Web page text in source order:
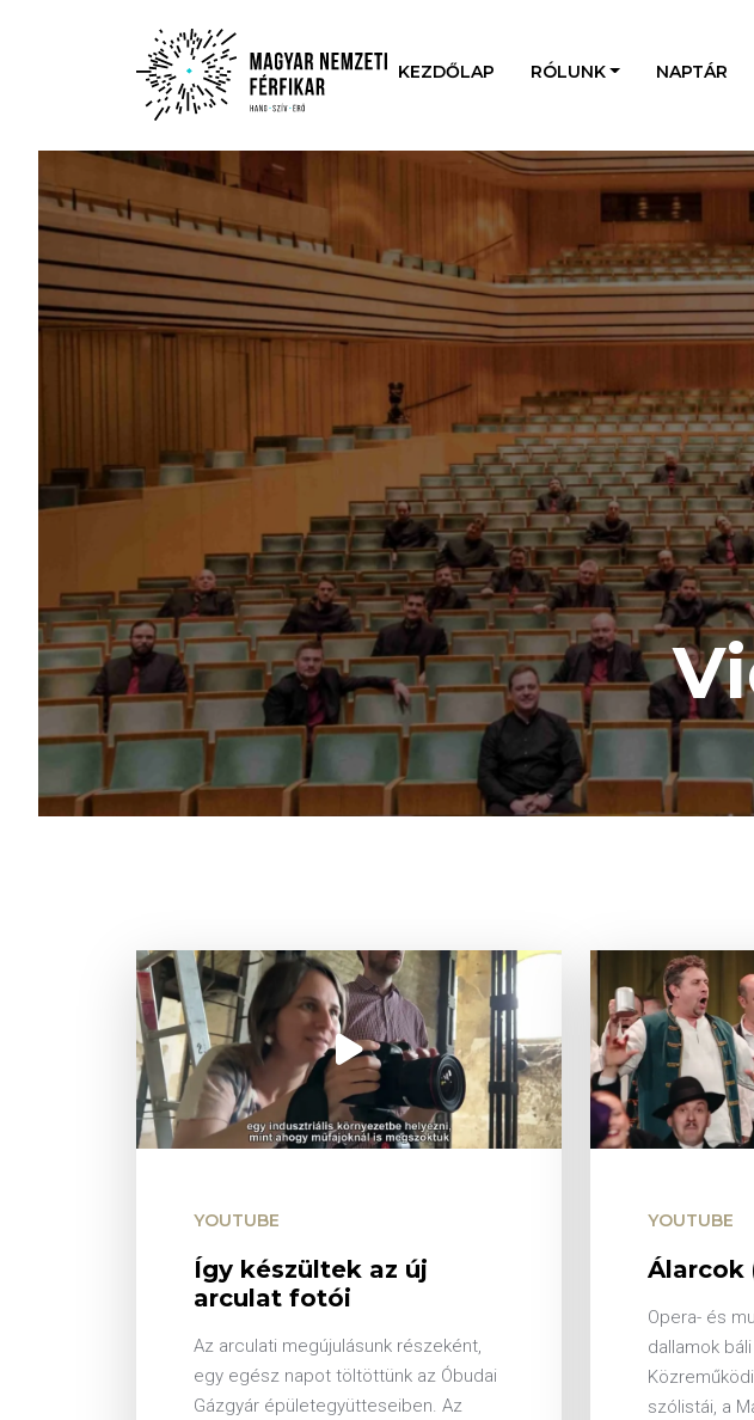
KEZDŐLAP RÓLUNK NAPTÁR
YOUTUBE
Így készültek az új
arculat fotói
Az arculati megújulásunk részeként,
egy egész napot töltöttünk az Óbudai
Gázgyár épületegyütteseiben. Az
YOUTUBE
Álarcok
Opera- és
dallamok
szólistái, a